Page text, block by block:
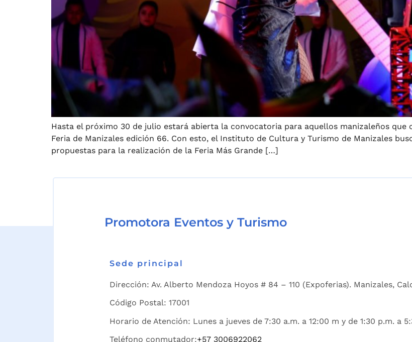
Hasta el próximo 30 de julio estará abierta la convocatoria para aquellos manizaleños que
Feria de Manizales edición 66. Con esto, el Instituto de Cultura y Turismo de Manizales
propuestas para la realización de la Feria Más Grande […]
Promotora Eventos y Turismo
Sede principal
Dirección: Av. Alberto Mendoza Hoyos # 84 – 110 (Expoferias). Manizales,
Código Postal: 17001
Horario de Atención: Lunes a jueves de 7:30 a.m. a 12:00 m y de 1:30 p.m. a
Teléfono conmutador:+57 3006922062